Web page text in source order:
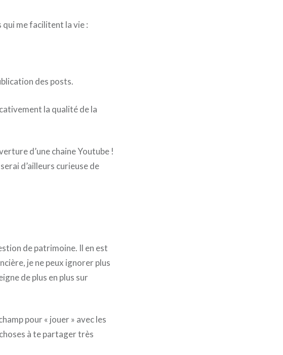
me facilitent la vie :
des posts.
la qualité de la
d’une chaine Youtube !
d’ailleurs curieuse de
de patrimoine. Il en est
je ne peux ignorer plus
de plus en plus sur
pour « jouer » avec les
à te partager très